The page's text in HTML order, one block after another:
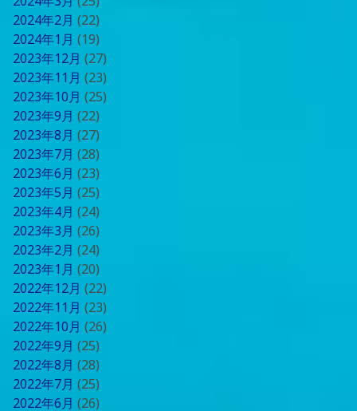
2024年2月 (22)
2024年1月 (19)
2023年12月 (27)
2023年11月 (23)
2023年10月 (25)
2023年9月 (22)
2023年8月 (27)
2023年7月 (28)
2023年6月 (23)
2023年5月 (25)
2023年4月 (24)
2023年3月 (26)
2023年2月 (24)
2023年1月 (20)
2022年12月 (22)
2022年11月 (23)
2022年10月 (26)
2022年9月 (25)
2022年8月 (28)
2022年7月 (25)
2022年6月 (26)